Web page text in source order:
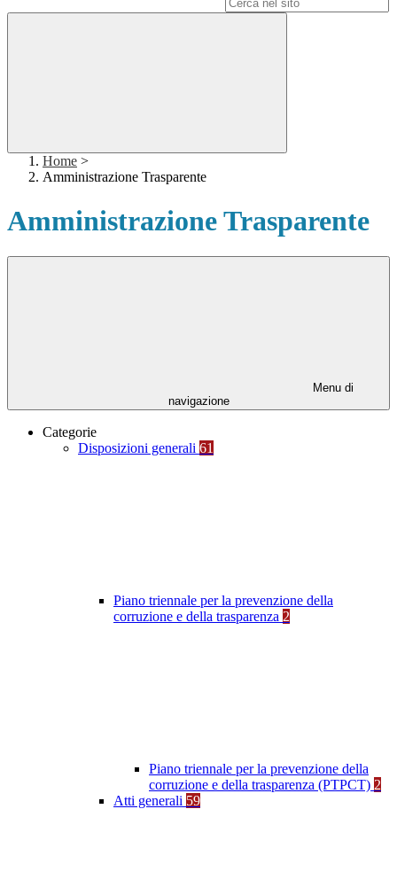
Home >
Amministrazione Trasparente
Amministrazione Trasparente
Menu di
navigazione
Categorie
Disposizioni generali 61
Piano triennale per la prevenzione della
corruzione e della trasparenza 2
Piano triennale per la prevenzione della
corruzione e della trasparenza (PTPCT) 2
Atti generali 59